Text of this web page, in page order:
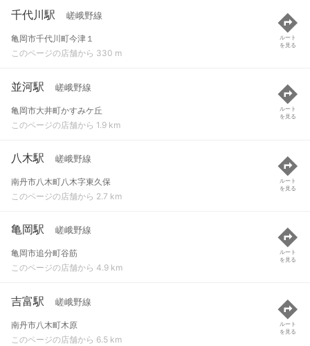
千代川駅 嵯峨野線
亀岡市千代川町今津１
このページの店舗から 330 m
ルート
を見る
並河駅 嵯峨野線
亀岡市大井町かすみケ丘
このページの店舗から 1.9 km
ルート
を見る
八木駅 嵯峨野線
南丹市八木町八木字東久保
このページの店舗から 2.7 km
ルート
を見る
亀岡駅 嵯峨野線
亀岡市追分町谷筋
このページの店舗から 4.9 km
ルート
を見る
吉富駅 嵯峨野線
南丹市八木町木原
このページの店舗から 6.5 km
ルート
を見る